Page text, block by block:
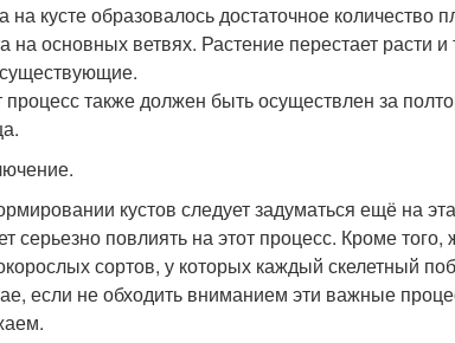
на кусте образовалось достаточное
на основных ветвях. Растение перестает расти
процесс также должен быть осуществлен за
кустов следует задуматься ещё на
серьезно повлиять на этот процесс. Кроме
сортов, у которых каждый скелетный
если не обходить вниманием эти важные